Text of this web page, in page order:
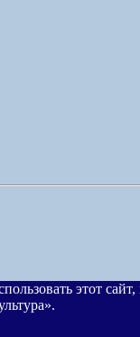
этот